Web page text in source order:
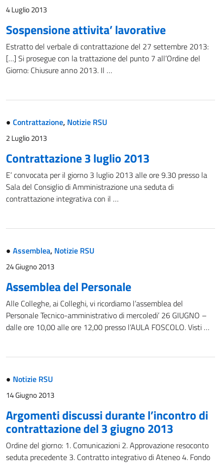
4 Luglio 2013
Sospension​e attivita’ lavorative
Estratto del verbale di contrattazione del 27 settembre 2013:
[…] Si prosegue con la trattazione del punto 7 all’Ordine del
Giorno: Chiusure anno 2013. Il …
● Contrattazione, Notizie RSU
2 Luglio 2013
Contrattazione 3 luglio 2013
E’ convocata per il giorno 3 luglio 2013 alle ore 9.30 presso la
Sala del Consiglio di Amministrazione una seduta di
contrattazione integrativa con il …
● Assemblea, Notizie RSU
24 Giugno 2013
Assemblea del Personale
Alle Colleghe, ai Colleghi, vi ricordiamo l’assemblea del
Personale Tecnico-amministrativo di mercoledi’ 26 GIUGNO –
dalle ore 10,00 alle ore 12,00 presso l‘AULA FOSCOLO. Visti …
● Notizie RSU
14 Giugno 2013
Argomenti discussi durante l’incontro di
contrattazione del 3 giugno 2013
Ordine del giorno: 1. Comunicazioni 2. Approvazione resoconto
seduta precedente 3. Contratto integrativo di Ateneo 4. Fondo